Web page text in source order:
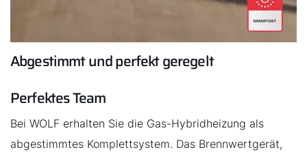
Abgestimmt und perfekt geregelt
Perfektes Team
Bei WOLF erhalten Sie die Gas-Hybridheizung als
abgestimmtes Komplettsystem. Das Brennwertgerät,